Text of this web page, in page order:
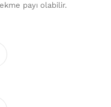
payı olabilir.